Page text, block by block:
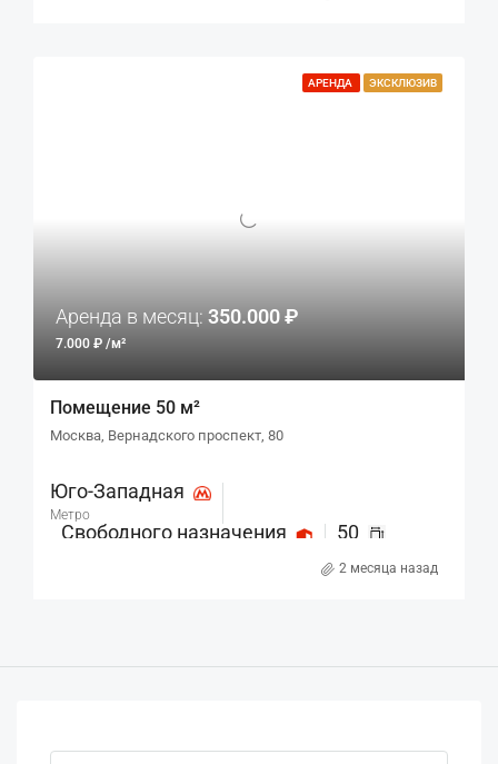
АРЕНДА ЭКСКЛЮЗИВ
Аренда в месяц: 350.000 ₽
7.000 ₽ /м²
Помещение 50 м²
Москва, Вернадского проспект, 80
Юго-Западная
Метро
Свободного назначения 50
2 месяца назад